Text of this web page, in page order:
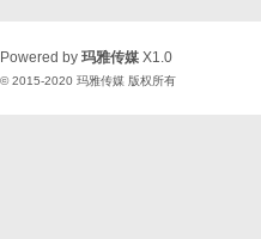
Powered by 玛雅传媒 X1.0
© 2015-2020 玛雅传媒 版权所有